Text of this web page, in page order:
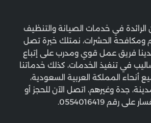
الرائدة في خدمات الصيانة والتنظيف
ومكافحة الحشرات، نمتلك خبرة تصل
ولدينا فريق عمل قوي ومدرب على إتباع
في تنفيذ الخدمات، كذلك خدماتنا
أنحاء المملكة العربية السعودية،
جدة وغيرهم، اتصل الآن للحجز أو
على رقم 0554016419.